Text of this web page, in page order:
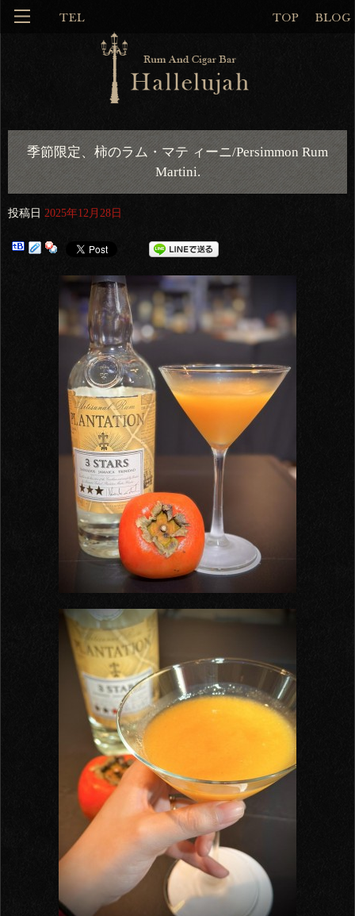
季節限定、柿のラム・マテ ィーニ/Persimmon Rum
Martini.
投稿日 2025年12月28日